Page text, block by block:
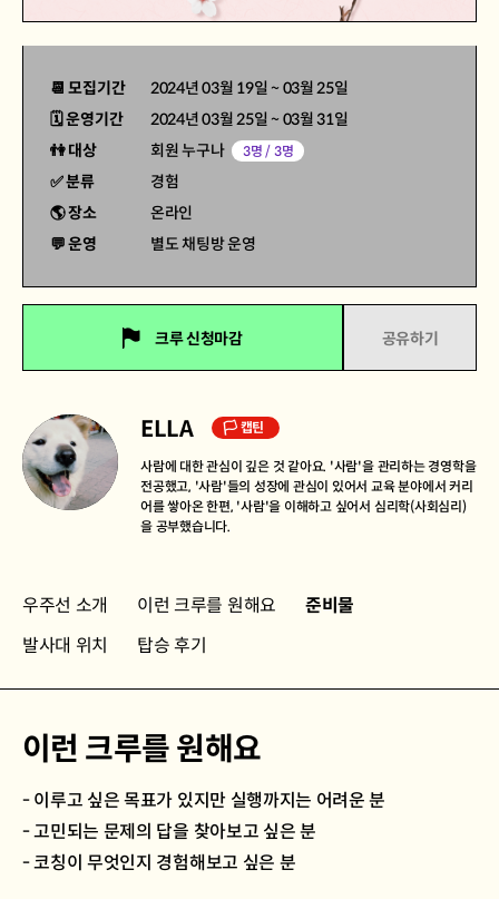
📆 모집기간 2024년 03월 19일 ~03월 25일
🗓 운영기간
2024년 03월 25일 ~03월 31일
👫 대상
회원 누구나 3명 / 3명
✅ 분류
경험
🌎 장소
온라인
💬 운영
별도 채팅방 운영
크루 신청마감 공유하기
ELLA 🏳 캡틴
사람에 대한 관심이 깊은 것 같아요. '사람'을 관리하는 경영학을
전공했고, '사람'들의 성장에 관심이 있어서 교육 분야에서 커리
어를 쌓아온 한편, '사람'을 이해하고 싶어서 심리학(사회심리)
을 공부했습니다.
우주선 소개 이런 크루를 원해요
준비물
발사대 위치
탑승 후기
이런 크루를 원해요
- 이루고 싶은 목표가 있지만 실행까지는 어려운 분
- 고민되는 문제의 답을 찾아보고 싶은 분
- 코칭이 무엇인지 경험해보고 싶은 분